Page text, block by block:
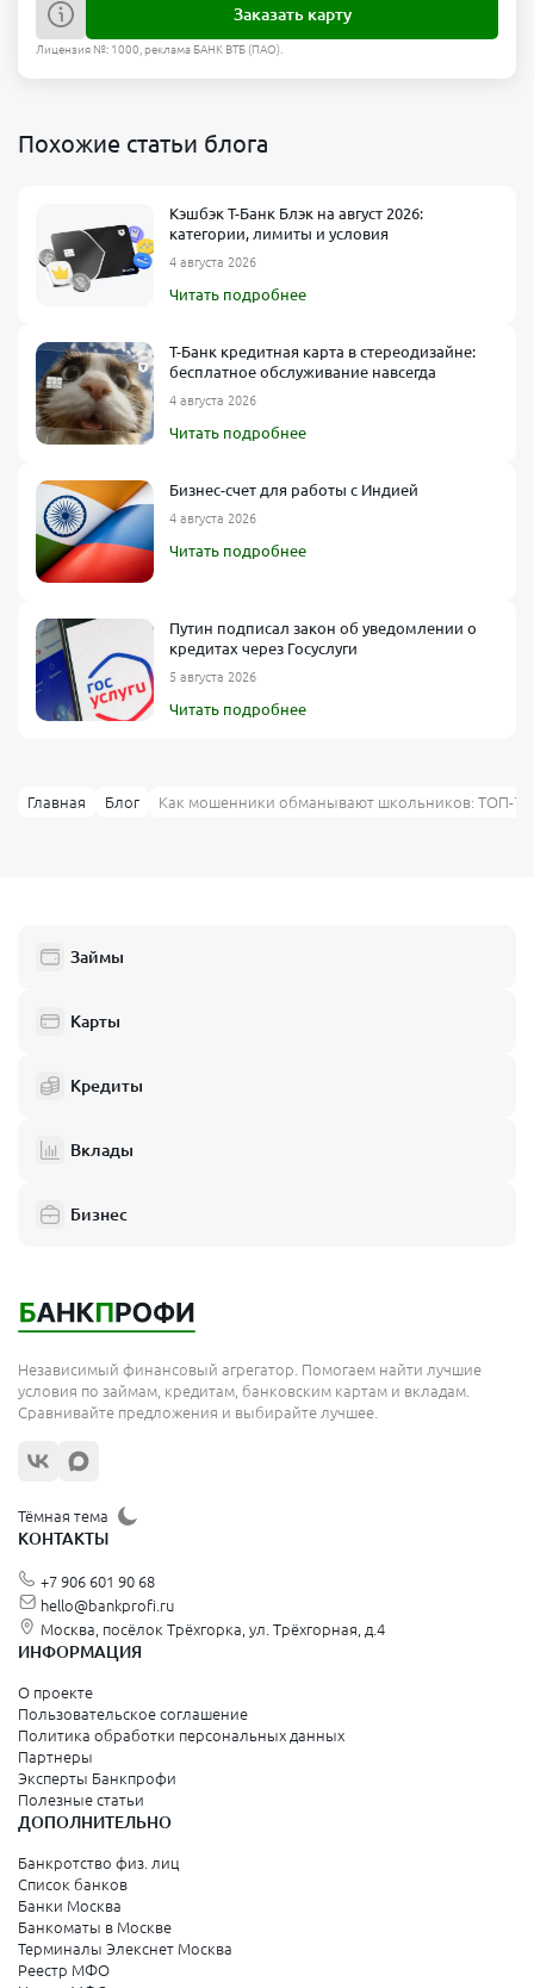
Заказать карту
Лицензия №: 1000, реклама БАНК ВТБ (ПАО).
Похожие статьи блога
Кэшбэк Т-Банк Блэк на август 2026:
категории, лимиты и условия
4 августа 2026
Читать подробнее
Т-Банк кредитная карта в стереодизайне:
бесплатное обслуживание навсегда
4 августа 2026
Читать подробнее
Бизнес-счет для работы с Индией
4 августа 2026
Читать подробнее
Путин подписал закон об уведомлении о
кредитах через Госуслуги
5 августа 2026
Читать подробнее
Главная Блог Как мошенники обманывают школьников: ТОП-7
Займы
Карты
Кредиты
Вклады
Бизнес
Независимый финансовый агрегатор. Помогаем найти лучшие
условия по займам, кредитам, банковским картам и вкладам.
Сравнивайте предложения и выбирайте лучшее.
Тёмная тема
КОНТАКТЫ
+7 906 601 90 68
hello@bankprofi.ru
Москва, посёлок Трёхгорка, ул. Трёхгорная, д.4
ИНФОРМАЦИЯ
О проекте
Пользовательское соглашение
Политика обработки персональных данных
Партнеры
Эксперты Банкпрофи
Полезные статьи
ДОПОЛНИТЕЛЬНО
Банкротство физ. лиц
Список банков
Банки Москва
Банкоматы в Москве
Терминалы Элекснет Москва
Реестр МФО